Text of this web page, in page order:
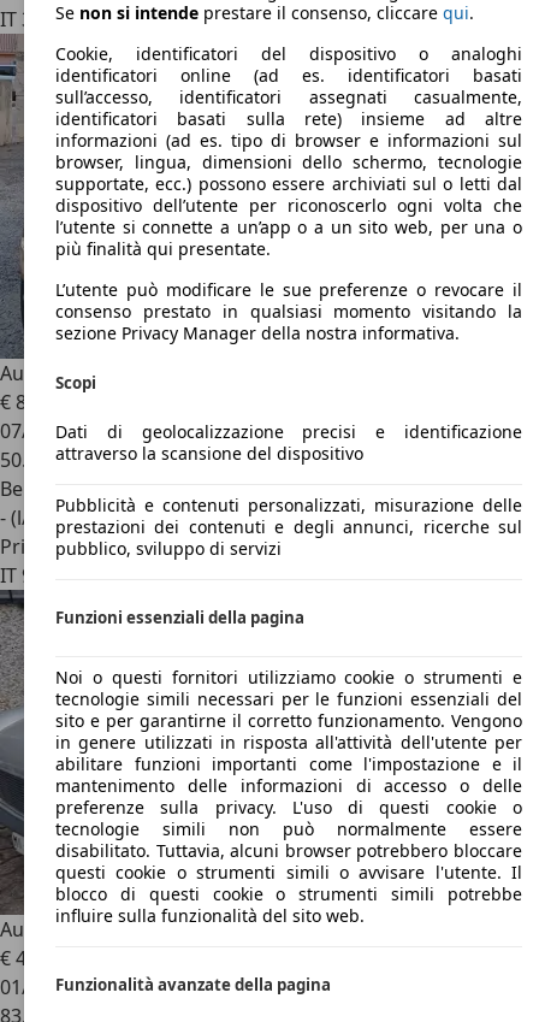
IT 35010 Vigodarzere
Austin Mini
€ 8.000
07/1990
50.000 km
Benzina
- (l/100 km)
Privato
IT 97014
Austin MiniMini 25’ Anniversario
€ 4.900
01/1985
83.957 km
Se non si intende prestare il consenso, cliccare qui.
Cookie, identificatori del dispositivo o analoghi
identificatori online (ad es. identificatori basati
sull’accesso, identificatori assegnati casualmente,
identificatori basati sulla rete) insieme ad altre
informazioni (ad es. tipo di browser e informazioni sul
browser, lingua, dimensioni dello schermo, tecnologie
supportate, ecc.) possono essere archiviati sul o letti dal
dispositivo dell’utente per riconoscerlo ogni volta che
l’utente si connette a un’app o a un sito web, per una o
più finalità qui presentate.
L’utente può modificare le sue preferenze o revocare il
consenso prestato in qualsiasi momento visitando la
sezione Privacy Manager della nostra informativa.
Scopi
Dati di geolocalizzazione precisi e identificazione
attraverso la scansione del dispositivo
Pubblicità e contenuti personalizzati, misurazione delle
prestazioni dei contenuti e degli annunci, ricerche sul
pubblico, sviluppo di servizi
Funzioni essenziali della pagina
Noi o questi fornitori utilizziamo cookie o strumenti e
tecnologie simili necessari per le funzioni essenziali del
sito e per garantirne il corretto funzionamento. Vengono
in genere utilizzati in risposta all'attività dell'utente per
abilitare funzioni importanti come l'impostazione e il
mantenimento delle informazioni di accesso o delle
preferenze sulla privacy. L'uso di questi cookie o
tecnologie simili non può normalmente essere
disabilitato. Tuttavia, alcuni browser potrebbero bloccare
questi cookie o strumenti simili o avvisare l'utente. Il
blocco di questi cookie o strumenti simili potrebbe
influire sulla funzionalità del sito web.
Funzionalità avanzate della pagina